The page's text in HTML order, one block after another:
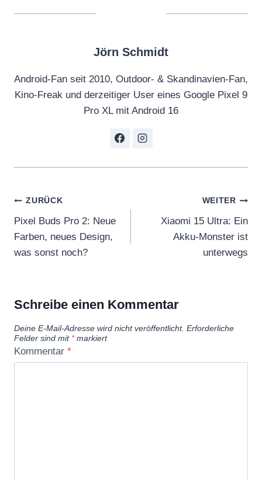
Jörn Schmidt
Android-Fan seit 2010, Outdoor- & Skandinavien-Fan,
Kino-Freak und derzeitiger User eines Google Pixel 9
Pro XL mit Android 16
Beitragsnavigation
ZURÜCK
Pixel Buds Pro 2: Neue
Farben, neues Design,
was sonst noch?
WEITER
Xiaomi 15 Ultra: Ein
Akku-Monster ist
unterwegs
Schreibe einen Kommentar
Deine E-Mail-Adresse wird nicht veröffentlicht. Erforderliche
Felder sind mit *markiert
Kommentar *